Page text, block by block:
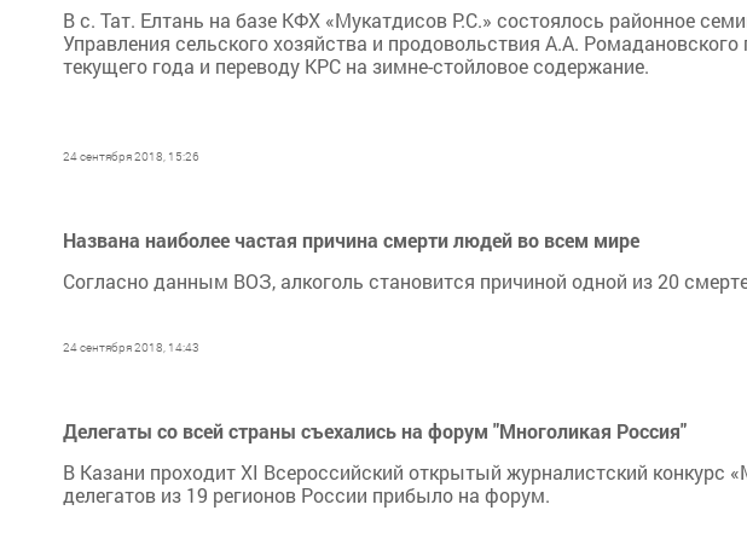
В с. Тат. Елтань на базе КФХ «Мукатдисов Р.С.» состоялось районное
Управления сельского хозяйства и продовольствия А.А.
текущего года и переводу КРС на зимне-стойловое содержание.
24 сентября 2018, 15:26
Названа наиболее частая причина смерти людей во всем мире
Согласно данным ВОЗ, алкоголь становится причиной одной из 20
24 сентября 2018, 14:43
Делегаты со всей страны съехались на форум "Многоликая Россия"
В Казани проходит XI Всероссийский открытый журналистский конкурс
делегатов из 19 регионов России прибыло на форум.